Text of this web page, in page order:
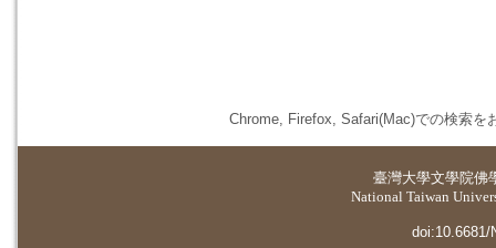
Chrome, Firefox, Safari(Mac)での検索を
臺灣大學文學院佛
National Taiwan
doi:10.6681/